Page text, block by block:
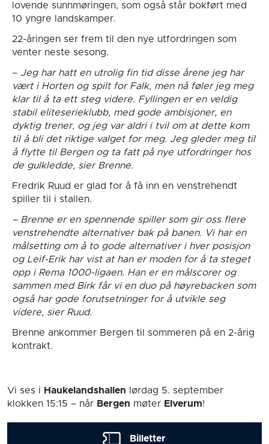
lovende sunnmøringen, som også står bokført med
10 yngre landskamper.
22-åringen ser frem til den nye utfordringen som
venter neste sesong.
– Jeg har hatt en utrolig fin tid disse årene jeg har
vært i Horten og spilt for Falk, men nå føler jeg meg
klar til å ta ett steg videre. Fyllingen er en veldig
stabil eliteserieklubb, med gode ambisjoner, en
dyktig trener, og jeg var aldri i tvil om at dette kom
til å bli det riktige valget for meg. Jeg gleder meg til
å flytte til Bergen og ta fatt på nye utfordringer hos
de gulkledde, sier Brenne.
Fredrik Ruud er glad for å få inn en venstrehendt
spiller til i stallen.
– Brenne er en spennende spiller som gir oss flere
venstrehendte alternativer bak på banen. Vi har en
målsetting om å to gode alternativer i hver posisjon
og Leif-Erik har vist at han er moden for å ta steget
opp i Rema 1000-ligaen. Han er en målscorer og
sammen med Birk får vi en duo på høyrebacken som
også har gode forutsetninger for å utvikle seg
videre, sier Ruud.
Brenne ankommer Bergen til sommeren på en 2-årig
kontrakt.
Vi ses i Haukelandshallen lørdag 5. september
klokken 15:15 – når Bergen møter Elverum!
Billetter